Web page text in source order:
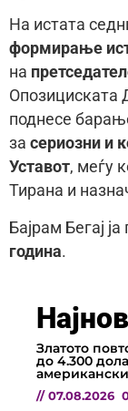
На истата
формирање
на
Опозициската
поднесе
за сериозни и
Уставот, меѓу
Тирана и
Бајрам Бегај
година.
Златото
до 4.300
// 07.08.2026